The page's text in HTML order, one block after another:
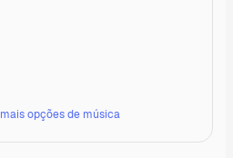
mais opções de música